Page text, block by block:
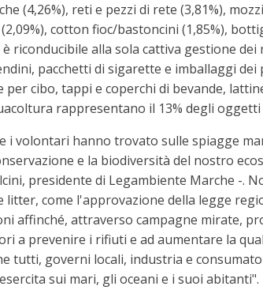
(4,26%), reti e pezzi di rete (3,81%),
cotton fioc/bastoncini (1,85%),
riconducibile alla sola cattiva gestione
pacchetti di sigarette e imballaggi dei
cibo, tappi e coperchi di bevande,
rappresentano il 13% degli
volontari hanno trovato sulle spiagge
e la biodiversità del nostro
presidente di Legambiente Marche -.
come l'approvazione della legge
affinché, attraverso campagne mirate,
a prevenire i rifiuti e ad aumentare la
tutti, governi locali, industria e
sui mari, gli oceani e i suoi abitanti".